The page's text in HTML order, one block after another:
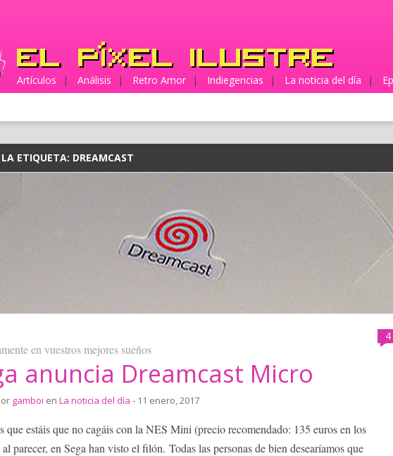
Artículos | Análisis | Retro Amor | Indiegencias | La noticia del día |
ETIQUETA: DREAMCAST
4
en vuestros mejores sueños
anuncia Dreamcast Micro
gamboi en La noticia del día - 11 enero, 2017
que estáis que no cagáis con la NES Mini (precio recomendado: 135 euros en los
parecer, en Sega han visto el filón. Todas las personas de bien desearíamos que